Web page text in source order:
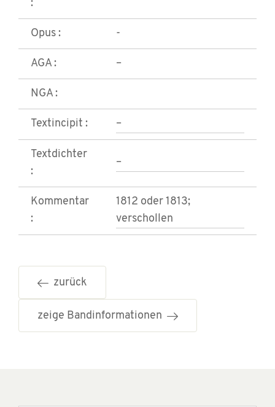
:
Opus : -
AGA : –
NGA :
Textincipit : –
Textdichter
:
–
Kommentar
:
1812 oder 1813;
verschollen
zurück
zeige Bandinformationen